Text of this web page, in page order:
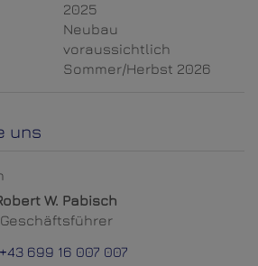
2025
Neubau
voraussichtlich
Sommer/Herbst 2026
uns
W. Pabisch
Geschäftsführer
+43 699 16 007 007